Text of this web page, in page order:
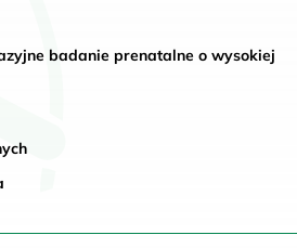
badanie prenatalne o wysokiej